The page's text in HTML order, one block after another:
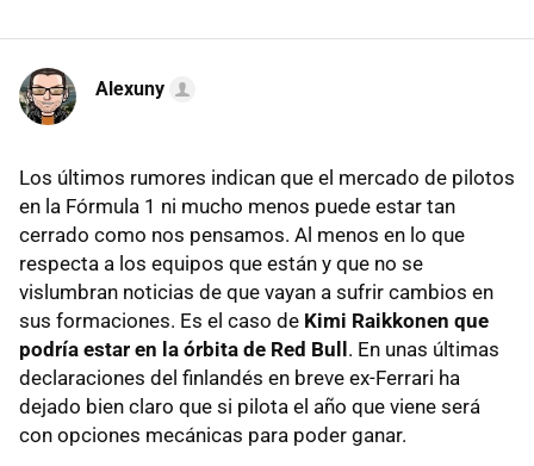
Alexuny
Los últimos rumores indican que el mercado de pilotos
en la Fórmula 1 ni mucho menos puede estar tan
cerrado como nos pensamos. Al menos en lo que
respecta a los equipos que están y que no se
vislumbran noticias de que vayan a sufrir cambios en
sus formaciones. Es el caso de Kimi Raikkonen que
podría estar en la órbita de Red Bull. En unas últimas
declaraciones del finlandés en breve ex-Ferrari ha
dejado bien claro que si pilota el año que viene será
con opciones mecánicas para poder ganar.